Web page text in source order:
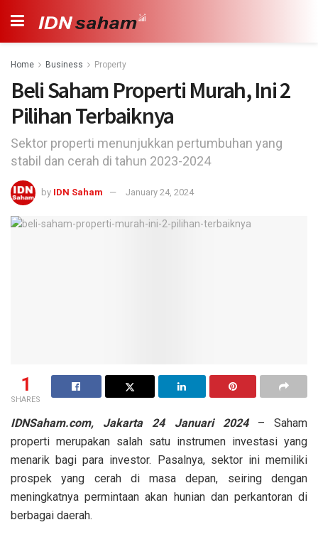
Home Business Property
Beli Saham Properti Murah, Ini 2
Pilihan Terbaiknya
Sektor properti menunjukkan pertumbuhan yang
stabil dan cerah di tahun 2023-2024
by IDN Saham January 24, 2024
1
SHARES
IDNSaham.com, Jakarta 24 Januari 2024– Saham
properti merupakan salah satu instrumen investasi yang
menarik bagi para investor. Pasalnya, sektor ini memiliki
prospek yang cerah di masa depan, seiring dengan
meningkatnya permintaan akan hunian dan perkantoran di
berbagai daerah.